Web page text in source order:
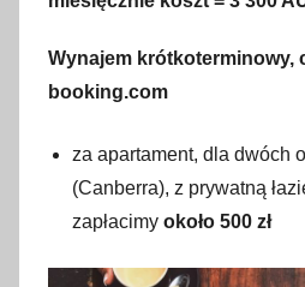
Wynajem krótkoterminowy,
booking.com
za apartament, dla dwóch
(Canberra), z prywatną
zapłacimy około 500 zł